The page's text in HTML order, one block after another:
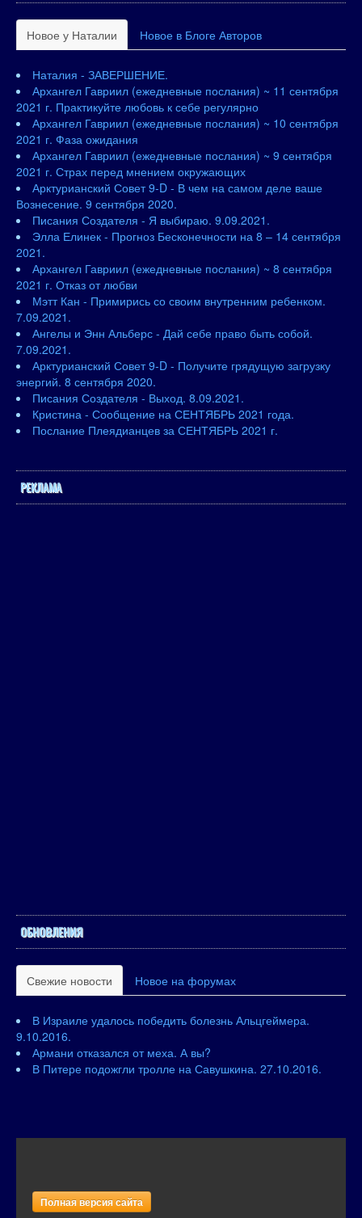
Новое у Наталии Новое в Блоге Авторов
Наталия - ЗАВЕРШЕНИЕ.
Архангел Гавриил (ежедневные послания) ~ 11 сентября
2021 г. Практикуйте любовь к себе регулярно
Архангел Гавриил (ежедневные послания) ~ 10 сентября
2021 г. Фаза ожидания
Архангел Гавриил (ежедневные послания) ~ 9 сентября
2021 г. Страх перед мнением окружающих
Арктурианский Совет 9-D - В чем на самом деле ваше
Вознесение. 9 сентября 2020.
Писания Создателя - Я выбираю. 9.09.2021.
Элла Елинек - Прогноз Бесконечности на 8 – 14 сентября
2021.
Архангел Гавриил (ежедневные послания) ~ 8 сентября
2021 г. Отказ от любви
Мэтт Кан - Примирись со своим внутренним ребенком.
7.09.2021.
Ангелы и Энн Альберс - Дай себе право быть собой.
7.09.2021.
Арктурианский Совет 9-D - Получите грядущую загрузку
энергий. 8 сентября 2020.
Писания Создателя - Выход. 8.09.2021.
Кристина - Сообщение на СЕНТЯБРЬ 2021 года.
Послание Плеядианцев за СЕНТЯБРЬ 2021 г.
РЕКЛАМА
ОБНОВЛЕНИЯ
Свежие новости Новое на форумах
В Израиле удалось победить болезнь Альцгеймера.
9.10.2016.
Армани отказался от меха. А вы?
В Питере подожгли тролле на Савушкина. 27.10.2016.
Полная версия сайта